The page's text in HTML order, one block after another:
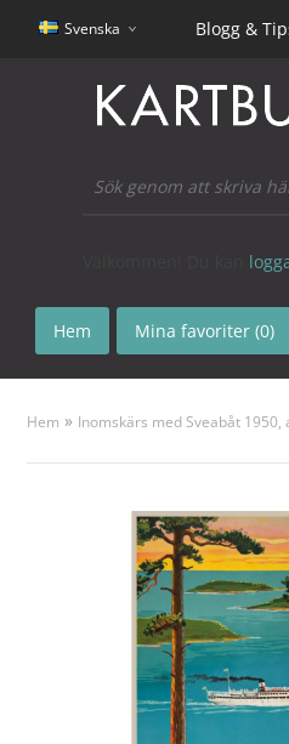
Svenska Blogg &
Hem Mina favoriter (0)
Hem » Inomskärs med Sveabåt 1950,